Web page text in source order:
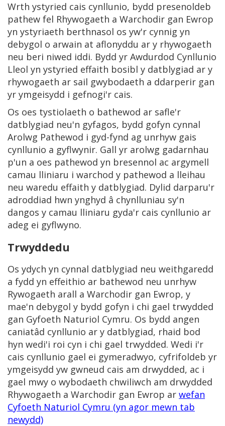
Wrth ystyried cais cynllunio, bydd presenoldeb
pathew fel Rhywogaeth a Warchodir gan Ewrop
yn ystyriaeth berthnasol os yw'r cynnig yn
debygol o arwain at aflonyddu ar y rhywogaeth
neu beri niwed iddi. Bydd yr Awdurdod Cynllunio
Lleol yn ystyried effaith bosibl y datblygiad ar y
rhywogaeth ar sail gwybodaeth a ddarperir gan
yr ymgeisydd i gefnogi'r cais.
Os oes tystiolaeth o bathewod ar safle'r
datblygiad neu'n gyfagos, bydd gofyn cynnal
Arolwg Pathewod i gyd-fynd ag unrhyw gais
cynllunio a gyflwynir. Gall yr arolwg gadarnhau
p'un a oes pathewod yn bresennol ac argymell
camau lliniaru i warchod y pathewod a lleihau
neu waredu effaith y datblygiad. Dylid darparu'r
adroddiad hwn ynghyd â chynlluniau sy'n
dangos y camau lliniaru gyda'r cais cynllunio ar
adeg ei gyflwyno.
Trwyddedu
Os ydych yn cynnal datblygiad neu weithgaredd
a fydd yn effeithio ar bathewod neu unrhyw
Rywogaeth arall a Warchodir gan Ewrop, y
mae'n debygol y bydd gofyn i chi gael trwydded
gan Gyfoeth Naturiol Cymru. Os bydd angen
caniatâd cynllunio ar y datblygiad, rhaid bod
hyn wedi'i roi cyn i chi gael trwydded. Wedi i'r
cais cynllunio gael ei gymeradwyo, cyfrifoldeb yr
ymgeisydd yw gwneud cais am drwydded, ac i
gael mwy o wybodaeth chwiliwch am drwydded
Rhywogaeth a Warchodir gan Ewrop ar wefan
Cyfoeth Naturiol Cymru (yn agor mewn tab
newydd)